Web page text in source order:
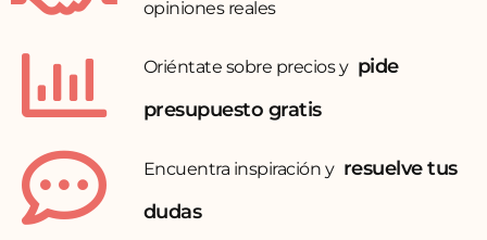
opiniones reales
Oriéntate sobre precios y pide
presupuesto gratis
Encuentra inspiración y resuelve tus
dudas